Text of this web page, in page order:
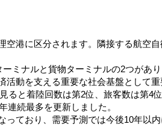
港に区分されます。隣接する航空
ミナルと貨物ターミナルの2つがあ
動を支える重要な社会基盤として重
と着陸回数は第2位、旅客数は第4
連続最多を更新しました。
ており、需要予測では今後10年以